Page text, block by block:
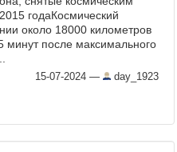
годаКосмический
около 18000 километров
минут после максимального
15-07-2024 — day_1923